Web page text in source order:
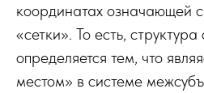
координатах означающей
«сетки». То есть, структура
определяется тем, что
местом» в системе